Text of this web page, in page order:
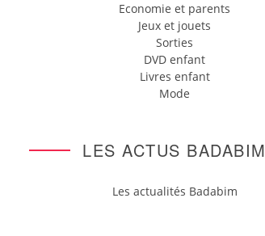
Economie et parents
Jeux et jouets
Sorties
DVD enfant
Livres enfant
Mode
LES ACTUS BADABIM
Les actualités Badabim